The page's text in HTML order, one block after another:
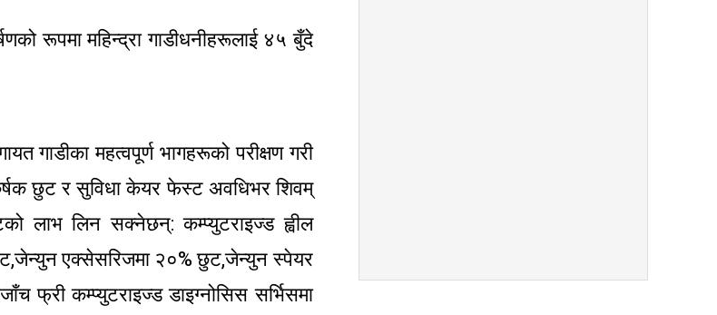
रूपमा महिन्द्रा गाडीधनीहरूलाई ४५ बुँदे
गाडीका महत्वपूर्ण भागहरूको परीक्षण गरी
छुट र सुविधा केयर फेस्ट अवधिभर शिवम्
लाभ लिन सक्नेछन्: कम्प्युटराइज्ड ह्वील
एक्सेसरिजमा २०% छुट,जेन्युन स्पेयर
फ्री कम्प्युटराइज्ड डाइग्नोसिस सर्भिसमा